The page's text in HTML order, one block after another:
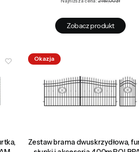
Zobacz produkt
Okazja
Zestaw brama dwuskrzydłowa,